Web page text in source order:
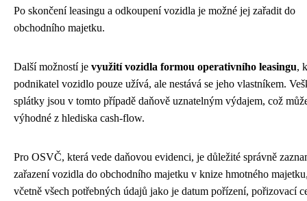
Po skončení leasingu a odkoupení vozidla je možné jej zařadit do
obchodního majetku.
Další možností je využití vozidla formou operativního leasingu,
podnikatel vozidlo pouze užívá, ale nestává se jeho vlastníkem.
splátky jsou v tomto případě daňově uznatelným výdajem, což
výhodné z hlediska cash-flow.
Pro OSVČ, která vede daňovou evidenci, je důležité správně
zařazení vozidla do obchodního majetku v knize hmotného
včetně všech potřebných údajů jako je datum pořízení, pořizovací